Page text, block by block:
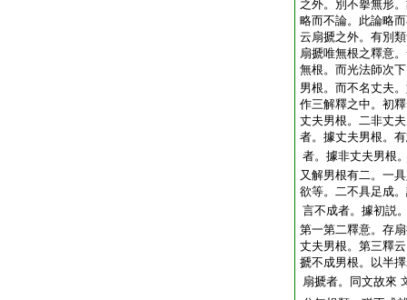
之外。別不擧無形
略而不論。此論略
云扇搋之外。有別
扇搋唯無根之釋意
無根。而光法師次
男根。而不名丈夫
作三解釋之中。初
丈夫男根。二非丈
者。據丈夫男根。
者。據非丈夫男根
又解男根有二。一
欲等。二不具足成
言不成者。據初説
第一第二釋意。存
丈夫男根。第三釋
搋不成男根。以半
扇搋者。同文故來